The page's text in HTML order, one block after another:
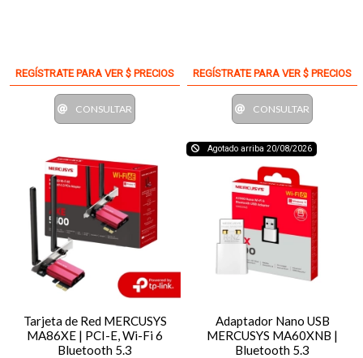
REGÍSTRATE PARA VER $ PRECIOS
CONSULTAR
REGÍSTRATE PARA VER $ PRECIOS
CONSULTAR
Tarjeta de Red MERCUSYS
MA86XE | PCI-E, Wi-Fi 6
Bluetooth 5.3
Agotado arriba 20/08/2026
Adaptador Nano USB
MERCUSYS MA60XNB |
Bluetooth 5.3